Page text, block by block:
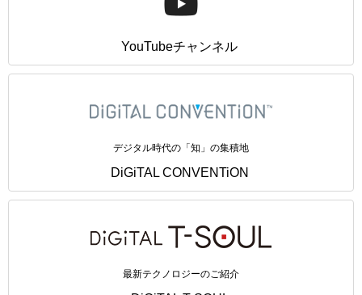
YouTubeチャンネル
デジタル時代の「知」の集積地
DiGiTAL CONVENTiON
最新テクノロジーのご紹介